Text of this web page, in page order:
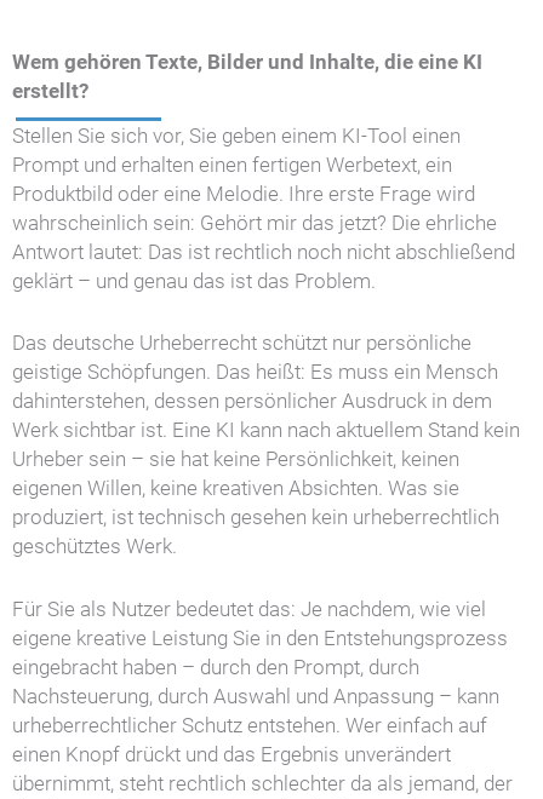
Wem gehören Texte, Bilder und Inhalte, die eine KI
erstellt?
Stellen Sie sich vor, Sie geben einem KI-Tool einen
Prompt und erhalten einen fertigen Werbetext, ein
Produktbild oder eine Melodie. Ihre erste Frage wird
wahrscheinlich sein: Gehört mir das jetzt? Die ehrliche
Antwort lautet: Das ist rechtlich noch nicht abschließend
geklärt – und genau das ist das Problem.
Das deutsche Urheberrecht schützt nur persönliche
geistige Schöpfungen. Das heißt: Es muss ein Mensch
dahinterstehen, dessen persönlicher Ausdruck in dem
Werk sichtbar ist. Eine KI kann nach aktuellem Stand kein
Urheber sein – sie hat keine Persönlichkeit, keinen
eigenen Willen, keine kreativen Absichten. Was sie
produziert, ist technisch gesehen kein urheberrechtlich
geschütztes Werk.
Für Sie als Nutzer bedeutet das: Je nachdem, wie viel
eigene kreative Leistung Sie in den Entstehungsprozess
eingebracht haben – durch den Prompt, durch
Nachsteuerung, durch Auswahl und Anpassung – kann
urheberrechtlicher Schutz entstehen. Wer einfach auf
einen Knopf drückt und das Ergebnis unverändert
übernimmt, steht rechtlich schlechter da als jemand, der